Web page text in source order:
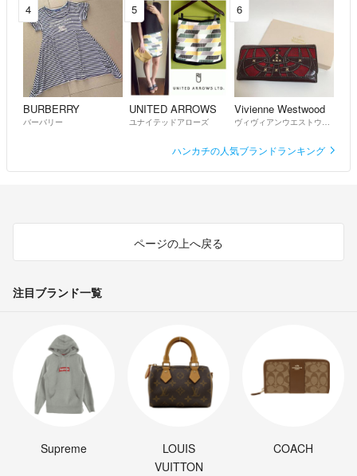
4
BURBERRY
バーバリー
5
UNITED ARROWS
ユナイテッドアローズ
6
Vivienne Westwood
ヴィヴィアンウエストウッド
ハンカチの人気ブランドランキング
ページの上へ戻る
注目ブランド一覧
Supreme
LOUIS
VUITTON
COACH